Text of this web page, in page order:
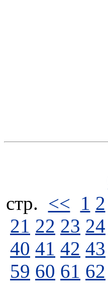
стp. << 1 2
21 22 23 24
40 41 42 43
59 60 61 62